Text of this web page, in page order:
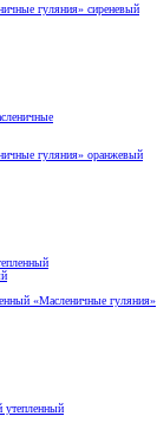
гуляния» сиреневый
гуляния» оранжевый
«Масленичные гуляния»